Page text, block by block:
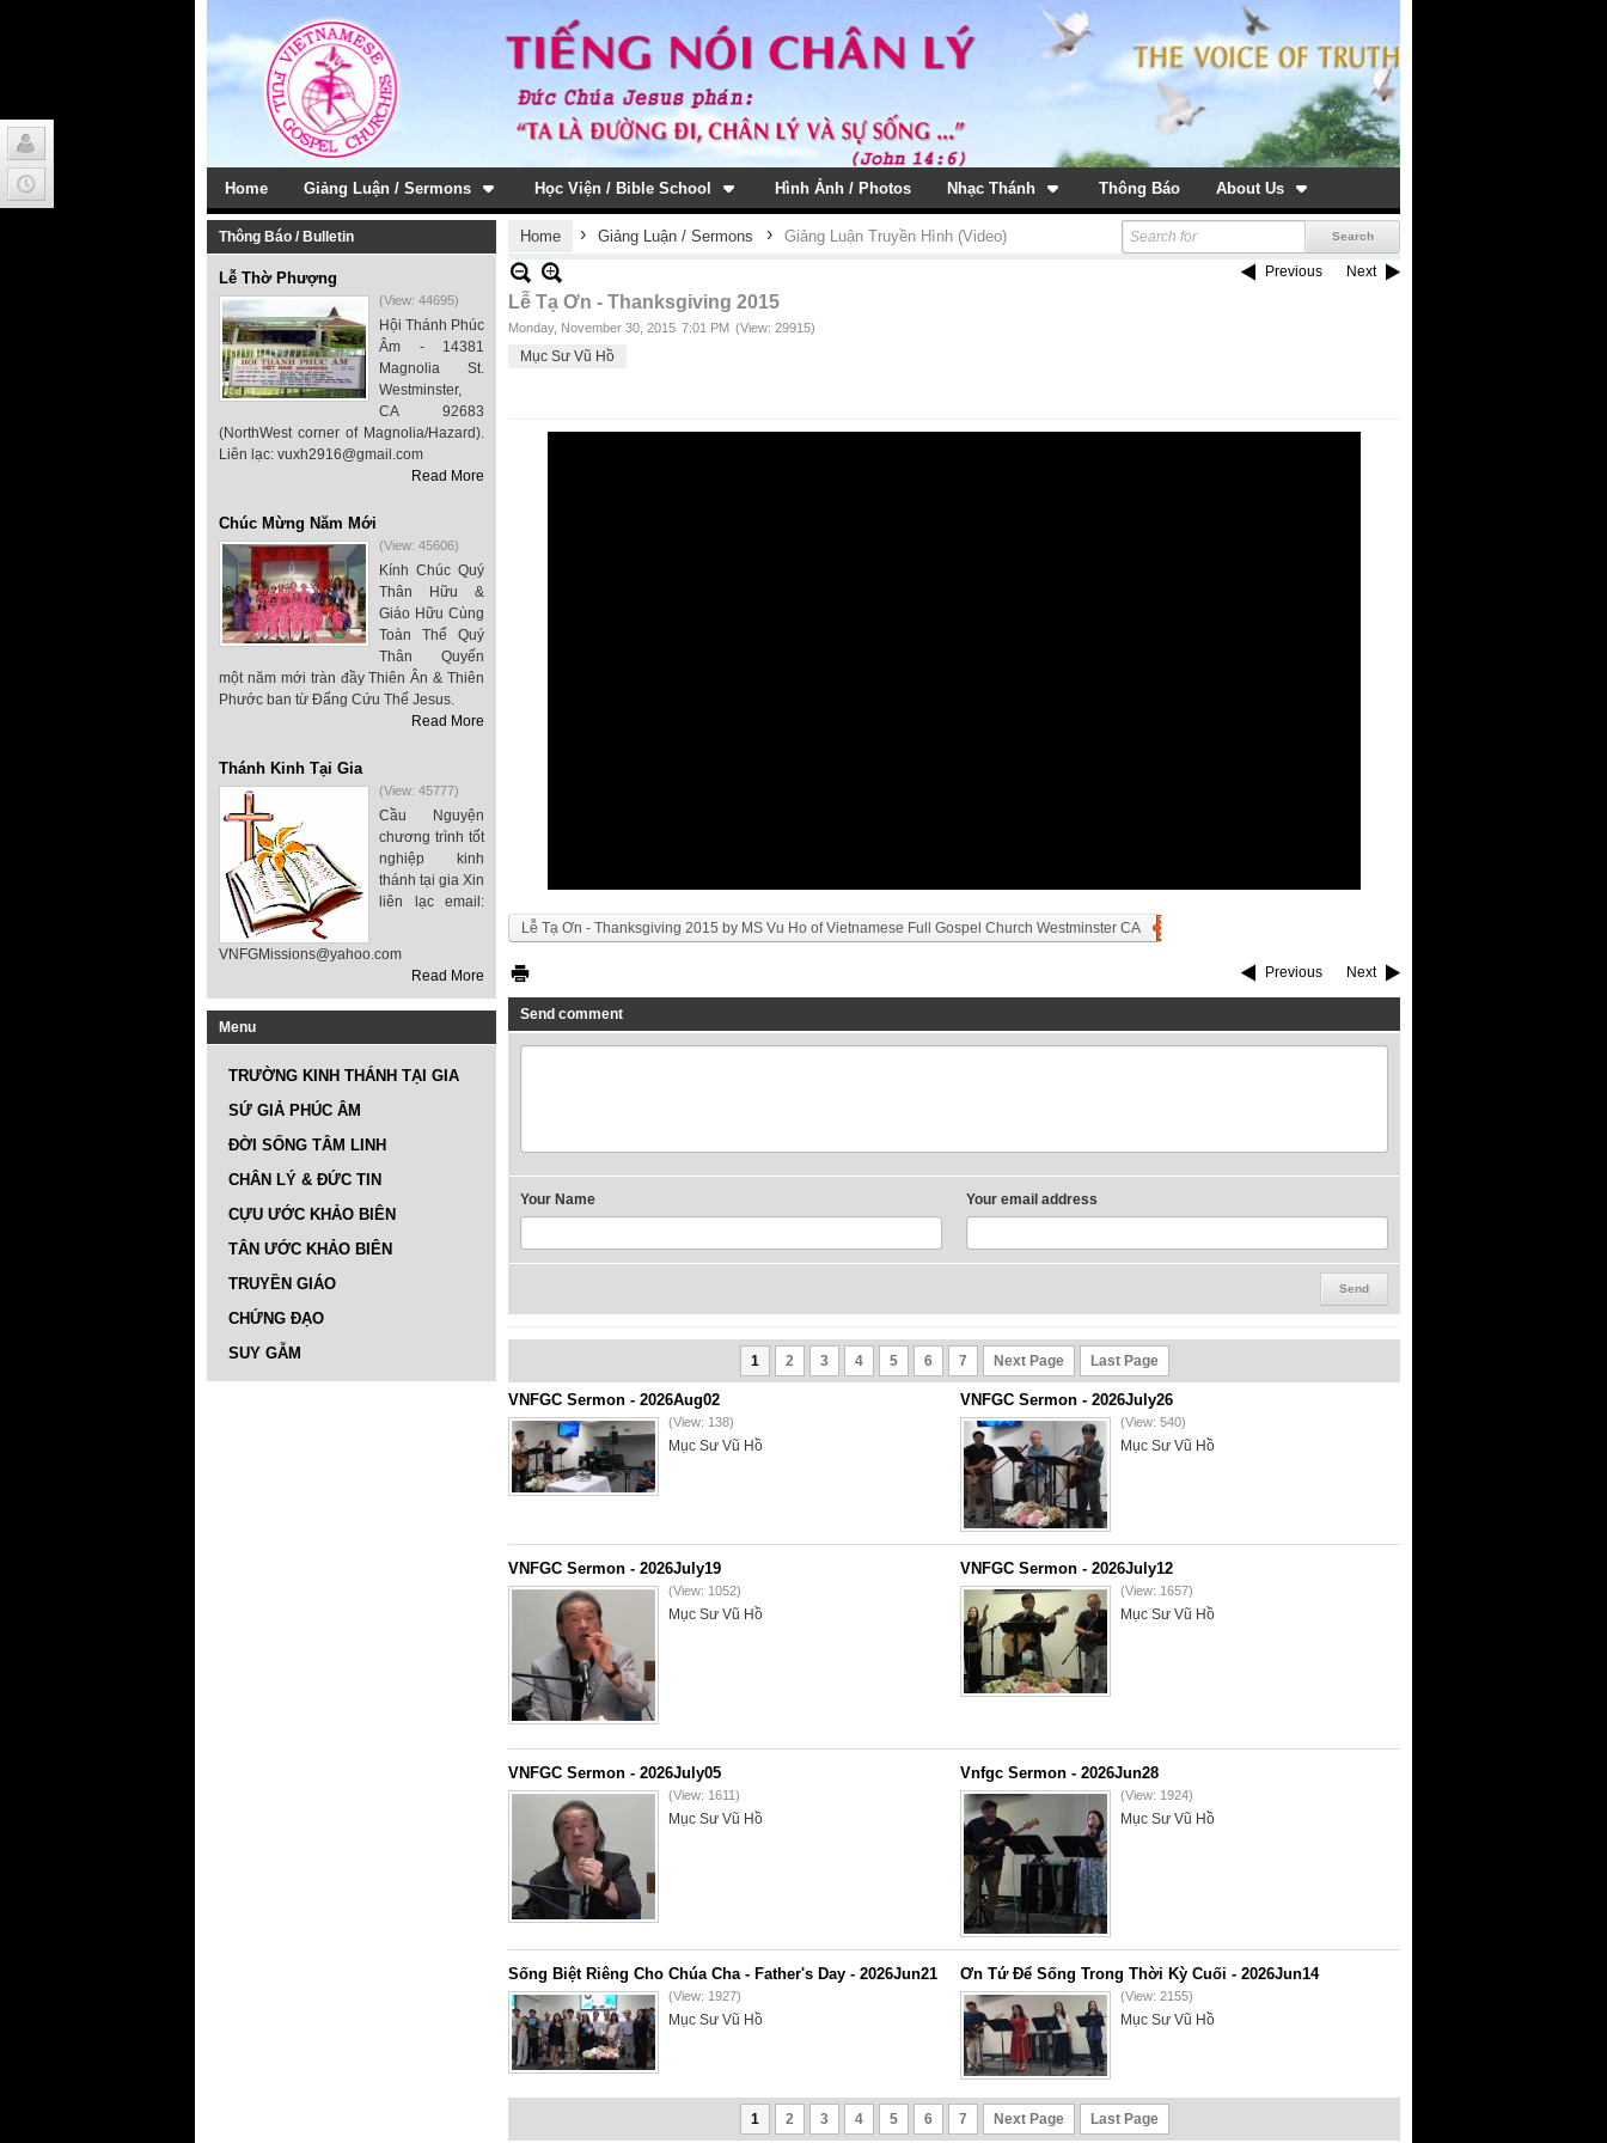
Home Giảng Luận / Sermons Học Viện / Bible School Hình Ảnh / Photos Nhạc Thánh Thông Báo About Us
Thông Báo / Bulletin
Lễ Thờ Phượng
(View: 44695)
Hội Thánh Phúc
Âm - 14381
Magnolia St.
Westminster,
CA 92683
(NorthWest corner of Magnolia/Hazard).
Liên lạc: vuxh2916@gmail.com
Read More
Chúc Mừng Năm Mới
(View: 45606)
Kính Chúc Quý
Thân Hữu &
Giáo Hữu Cùng
Toàn Thể Quý
Thân Quyến
một năm mới tràn đầy Thiên Ân & Thiên
Phước ban từ Đấng Cứu Thế Jesus.
Read More
Thánh Kinh Tại Gia
(View: 45777)
Cầu Nguyện
chương trình tốt
nghiệp kinh
thánh tại gia Xin
liên lạc email:
VNFGMissions@yahoo.com
Read More
Menu
TRƯỜNG KINH THÁNH TẠI GIA
SỨ GIẢ PHÚC ÂM
ĐỜI SỐNG TÂM LINH
CHÂN LÝ & ĐỨC TIN
CỰU ƯỚC KHẢO BIÊN
TÂN ƯỚC KHẢO BIÊN
TRUYỀN GIÁO
CHỨNG ĐẠO
SUY GẪM
Home › Giảng Luận / Sermons › Giảng Luận Truyền Hình (Video)
Previous Next
Lễ Tạ Ơn - Thanksgiving 2015
Monday, November 30, 2015 7:01 PM (View: 29915)
Mục Sư Vũ Hồ
Lễ Tạ Ơn - Thanksgiving 2015 by MS Vu Ho of Vietnamese Full Gospel Church Westminster CA
Previous Next
Send comment
Your Name Your email address
1 2 3 4 5 6 7 Next Page Last Page
VNFGC Sermon - 2026Aug02
(View: 138)
Mục Sư Vũ Hồ
VNFGC Sermon - 2026July26
(View: 540)
Mục Sư Vũ Hồ
VNFGC Sermon - 2026July19
(View: 1052)
Mục Sư Vũ Hồ
VNFGC Sermon - 2026July12
(View: 1657)
Mục Sư Vũ Hồ
VNFGC Sermon - 2026July05
(View: 1611)
Mục Sư Vũ Hồ
Vnfgc Sermon - 2026Jun28
(View: 1924)
Mục Sư Vũ Hồ
Sống Biệt Riêng Cho Chúa Cha - Father's Day - 2026Jun21
(View: 1927)
Mục Sư Vũ Hồ
Ơn Tứ Để Sống Trong Thời Kỳ Cuối - 2026Jun14
(View: 2155)
Mục Sư Vũ Hồ
1 2 3 4 5 6 7 Next Page Last Page